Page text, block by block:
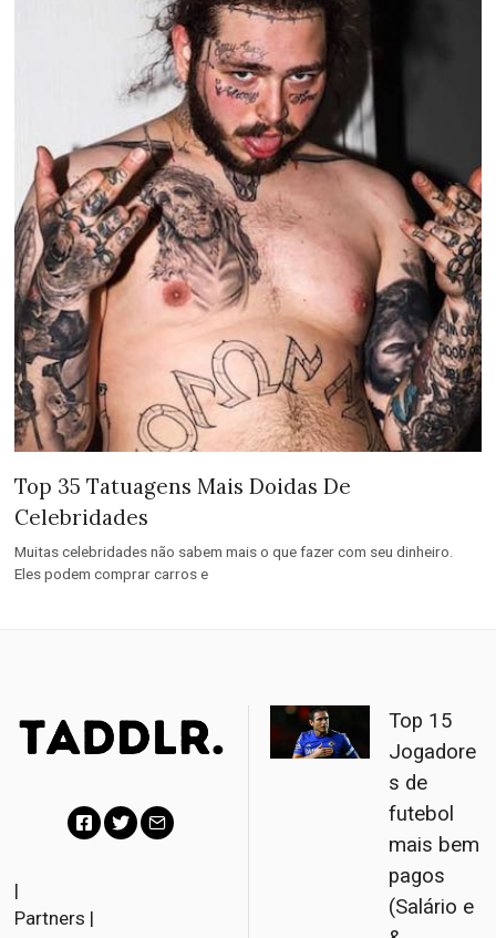
Top 35 Tatuagens Mais Doidas De
Celebridades
Muitas celebridades não sabem mais o que fazer com seu dinheiro.
Eles podem comprar carros e
c
|
Partners |
Top 15
Jogadore
s de
futebol
mais bem
pagos
(Salário e